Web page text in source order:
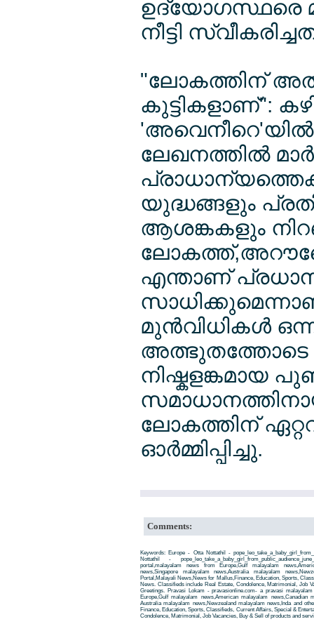
ഉദ്യോഗസ്ഥരെ
നീട്ടി
"ലോകത്തിന്
കുട്ടികളാണ്":
ലേഖനത്തില്‍
യുദ്ധങ്ങളും
ആശങ്കകളും
എന്താണ്
മുന്‍വിധികള്‍
അത്ഭുതത്തോടെ
നിഷ്കളങ്കമായ
ലോകത്തിന്
ഓര്‍മ്മിപ്പിച്ചു.
Comments:
Keywords: Europe - Otta Nottathil -
Nottathil -
portal,malayalam news from Europe,Gulf malayalam
news,Singapore malayalam news,Australia malayalam
Portal,Malayali News,News for Mallus,Finance, Education, Sports,
News. Classifieds include Real Estate, Condolence, Matrimonial, Job
Greetings. Pravasi Lokam - pravasionline.com- a pravasi
Europe,Gulf malayalam news,American malayalam news,Canadian
Australia malayalam news,Newzealand malayalam news,Inda and
Finance, Education, Sports, Classifieds, Current Affairs, Special &
Condolence, Matrimonial, Job Vacancies, Buy & Sell of products and